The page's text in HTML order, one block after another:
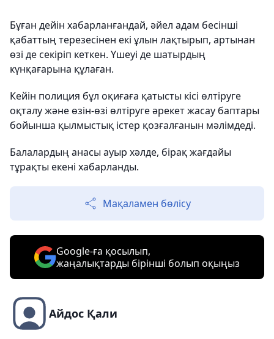
Бұған дейін хабарланғандай, әйел адам бесінші
қабаттың терезесінен екі ұлын лақтырып, артынан
өзі де секіріп кеткен. Үшеуі де шатырдың
күнқағарына құлаған.
Кейін полиция бұл оқиғаға қатысты кісі өлтіруге
оқталу және өзін-өзі өлтіруге әрекет жасау баптары
бойынша қылмыстық істер қозғалғанын мәлімдеді.
Балалардың анасы ауыр хәлде, бірақ жағдайы
тұрақты екені хабарланды.
Мақаламен бөлісу
Google-ға қосылып,
жаңалықтарды бірінші болып оқыңыз
Айдос Қали